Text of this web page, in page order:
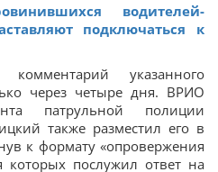
водителей-
подключаться к
указанного
через четыре дня. ВРИО
патрульной полиции
также разместил его в
к формату «опровержения
послужил ответ на